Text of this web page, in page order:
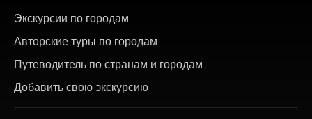
Экскурсии по городам
Авторские туры по городам
Путеводитель по странам и городам
Добавить свою экскурсию